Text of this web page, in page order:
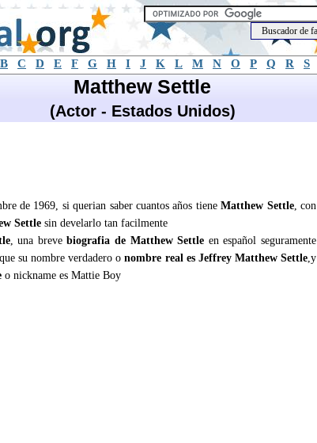
B C D E F G H I J K L M N O P Q R S
Matthew Settle
(Actor - Estados Unidos)
de 1969, si querian saber cuantos años tieneMatthew Settle, con
Settle sin develarlo tan facilmente
, una brevebiografia de Matthew Settle en español seguramente
su nombre verdadero onombre real es Jeffrey Matthew Settle,y
o nickname es Mattie Boy